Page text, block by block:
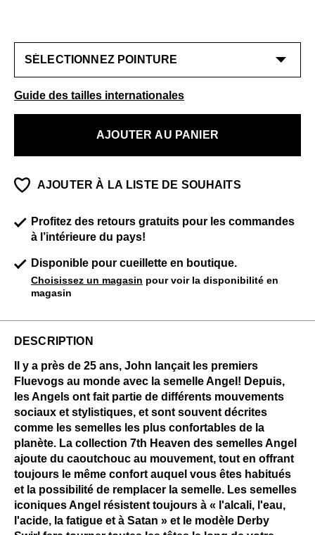
Guide des tailles internationales
AJOUTER AU PANIER
AJOUTER À LA LISTE DE SOUHAITS
Profitez des retours gratuits pour les commandes
à l’intérieure du pays!
Disponible pour cueillette en boutique.
Choisissez un magasin pour voir la disponibilité en
magasin
DESCRIPTION
Il y a près de 25 ans, John lançait les premiers
Fluevogs au monde avec la semelle Angel! Depuis,
les Angels ont fait partie de différents mouvements
sociaux et stylistiques, et sont souvent décrites
comme les semelles les plus confortables de la
planète. La collection 7th Heaven des semelles Angel
ajoute du caoutchouc au mouvement, tout en offrant
toujours le même confort auquel vous êtes habitués
et la possibilité de remplacer la semelle. Les semelles
iconiques Angel résistent toujours à « l'alcali, l'eau,
l'acide, la fatigue et à Satan » et le modèle Derby